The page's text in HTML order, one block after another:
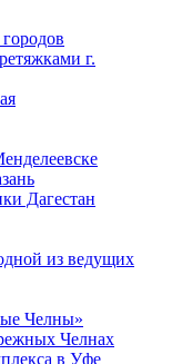
г.
Дагестан
из ведущих
Челны»
Челнах
в Уфе